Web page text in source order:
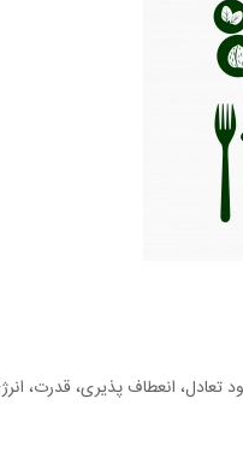
تعادل، انعطاف پذیری،